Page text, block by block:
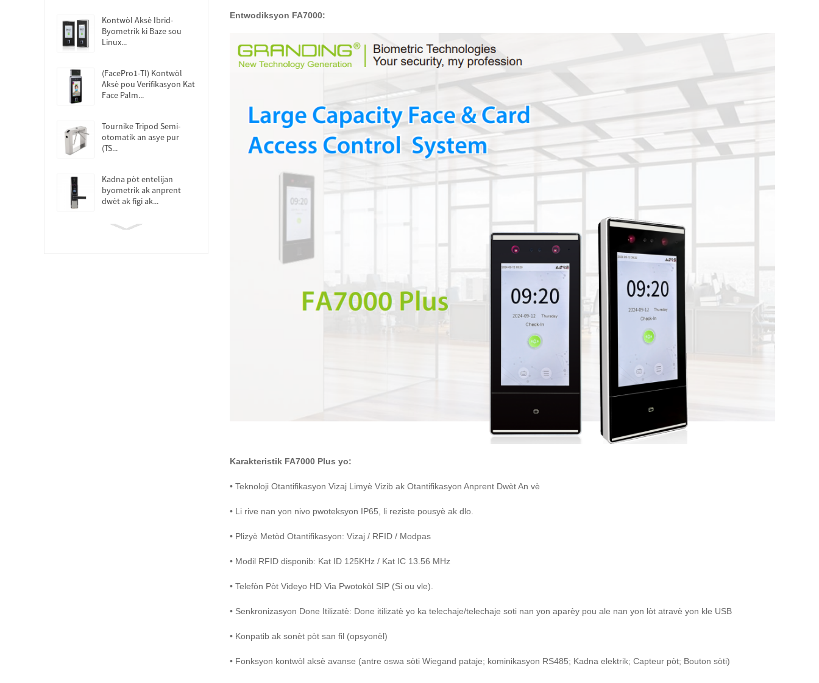
Kontwòl Aksè Ibrid-
Byometrik ki Baze sou
Linux...
(FacePro1-TI) Kontwòl
Aksè pou Verifikasyon Kat
Face Palm...
Tournike Tripod Semi-
otomatik an asye pur
(TS...
Kadna pòt entelijan
byometrik ak anprent
dwèt ak figi ak...
Sistèm Kontwòl Aksè
Entwodiksyon FA7000:
Karakteristik FA7000 Plus yo:
• Teknoloji Otantifikasyon Vizaj Limyè Vizib ak Otantifikasyon Anprent Dwèt An vè
• Li rive nan yon nivo pwoteksyon IP65, li reziste pousyè ak dlo.
• Plizyè Metòd Otantifikasyon: Vizaj / RFID / Modpas
• Modil RFID disponib: Kat ID 125KHz / Kat IC 13.56 MHz
• Telefòn Pòt Videyo HD Via Pwotokòl SIP (Si ou vle).
• Senkronizasyon Done Itilizatè: Done itilizatè yo ka telechaje/telechaje soti nan yon aparèy pou ale nan yon lòt atravè yon kle USB
• Konpatib ak sonèt pòt san fil (opsyonèl)
• Fonksyon kontwòl aksè avanse (antre oswa sòti Wiegand pataje; kominikasyon RS485; Kadna elektrik; Capteur pòt; Bouton sòti)